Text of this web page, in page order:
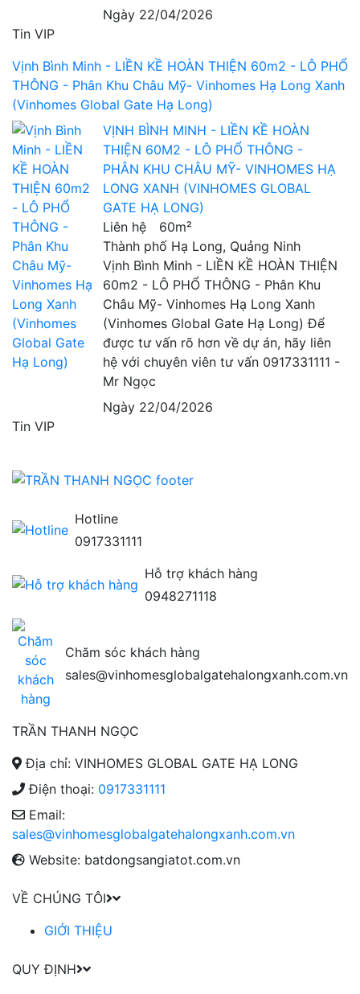
Ngày 22/04/2026
Tin VIP
Vịnh Bình Minh - LIỀN KỀ HOÀN THIỆN 60m2 - LÔ PHỔ
THÔNG - Phân Khu Châu Mỹ- Vinhomes Hạ Long Xanh
(Vinhomes Global Gate Hạ Long)
VỊNH BÌNH MINH - LIỀN KỀ HOÀN
THIỆN 60M2 - LÔ PHỔ THÔNG -
PHÂN KHU CHÂU MỸ- VINHOMES HẠ
LONG XANH (VINHOMES GLOBAL
GATE HẠ LONG)
Liên hệ
60m²
Thành phố Hạ Long, Quảng Ninh
Vịnh Bình Minh - LIỀN KỀ HOÀN THIỆN
60m2 - LÔ PHỔ THÔNG - Phân Khu
Châu Mỹ- Vinhomes Hạ Long Xanh
(Vinhomes Global Gate Hạ Long) Để
được tư vấn rõ hơn về dự án, hãy liên
hệ với chuyên viên tư vấn 0917331111 -
Mr Ngọc
Ngày 22/04/2026
Tin VIP
Hotline
0917331111
Hỗ trợ khách hàng
0948271118
Chăm sóc khách hàng
sales@vinhomesglobalgatehalongxanh.com.vn
TRẦN THANH NGỌC
Địa chỉ: VINHOMES GLOBAL GATE HẠ LONG
Điện thoại: 0917331111
Email:
sales@vinhomesglobalgatehalongxanh.com.vn
Website: batdongsangiatot.com.vn
VỀ CHÚNG TÔI
GIỚI THIỆU
QUY ĐỊNH